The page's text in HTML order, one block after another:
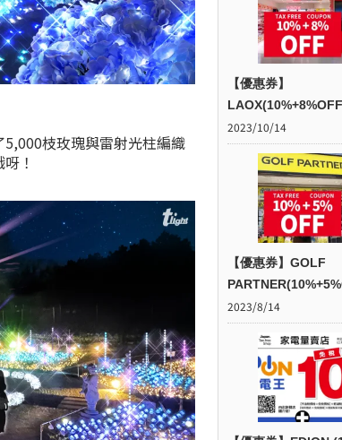
枝玫瑰與雷射光柱編織
！
【優惠券】
2023/10/14
【優惠券】GOLF
2023/8/14